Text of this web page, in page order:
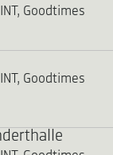
Goodtimes
Goodtimes